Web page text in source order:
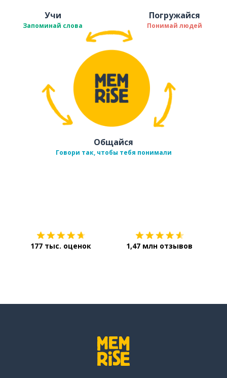
Учи
Запоминай слова
Погружайся
Понимай людей
Общайся
Говори так, чтобы тебя понимали
177 тыс. оценок 1,47 млн отзывов